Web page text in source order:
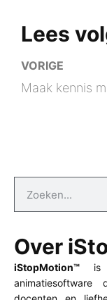
Lees
VORIGE
Over
iStopMotion™ is